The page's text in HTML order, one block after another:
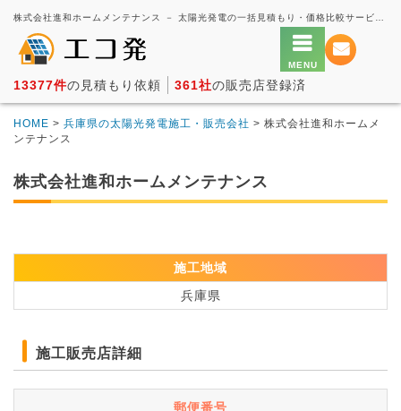
13377件の見積もり依頼 361社の販売店登録済
HOME > 兵庫県の太陽光発電施工・販売会社 > 株式会社進和ホームメ
ンテナンス
株式会社進和ホームメンテナンス
施工地域
兵庫県
施工販売店詳細
郵便番号